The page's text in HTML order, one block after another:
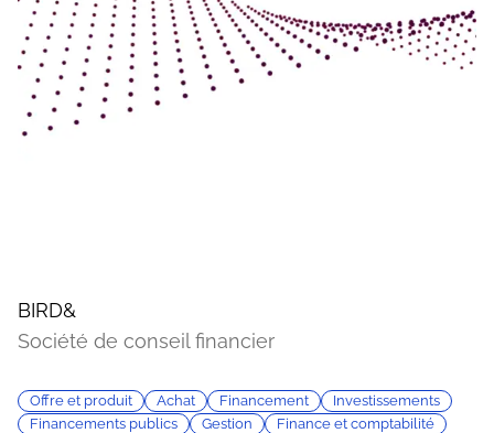
BIRD&
Société de conseil financier
Offre et produit Achat Financement
Investissements
Financements publics
Gestion
Finance et comptabilité